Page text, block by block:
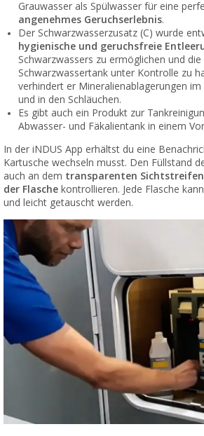
Grauwasser als Spülwasser für eine
angenehmes Geruchserlebnis.
Der Schwarzwasserzusatz (C) wurde
hygienische und geruchsfreie
Schwarzwassers zu ermöglichen und die
Schwarzwassertank unter Kontrolle zu
verhindert er Mineralienablagerungen
und in den Schläuchen.
Es gibt auch ein Produkt zur
Abwasser- und Fäkalientank in einem
In der iNDUS App erhältst du eine
Kartusche wechseln musst. Den Füllstand
auch an dem transparenten
der Flasche kontrollieren. Jede Flasche
und leicht getauscht werden.